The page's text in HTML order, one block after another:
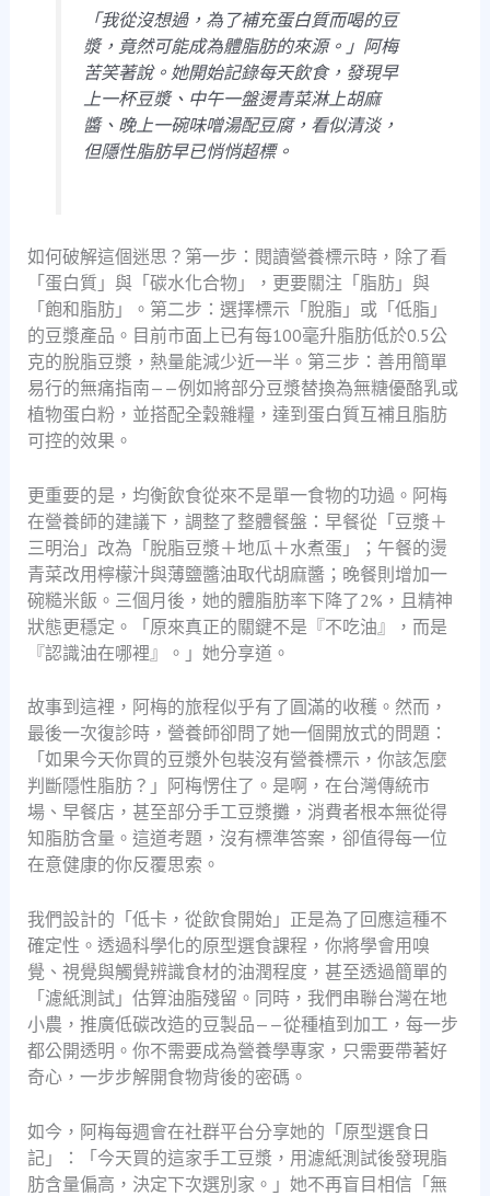
「我從沒想過，為了補充蛋白質而喝的豆
漿，竟然可能成為體脂肪的來源。」阿梅
苦笑著說。她開始記錄每天飲食，發現早
上一杯豆漿、中午一盤燙青菜淋上胡麻
醬、晚上一碗味噌湯配豆腐，看似清淡，
但隱性脂肪早已悄悄超標。
如何破解這個迷思？第一步：閱讀營養標示時，除了看
「蛋白質」與「碳水化合物」，更要關注「脂肪」與
「飽和脂肪」。第二步：選擇標示「脫脂」或「低脂」
的豆漿產品。目前市面上已有每100毫升脂肪低於0.5公
克的脫脂豆漿，熱量能減少近一半。第三步：善用簡單
易行的無痛指南——例如將部分豆漿替換為無糖優酪乳或
植物蛋白粉，並搭配全穀雜糧，達到蛋白質互補且脂肪
可控的效果。
更重要的是，均衡飲食從來不是單一食物的功過。阿梅
在營養師的建議下，調整了整體餐盤：早餐從「豆漿＋
三明治」改為「脫脂豆漿＋地瓜＋水煮蛋」；午餐的燙
青菜改用檸檬汁與薄鹽醬油取代胡麻醬；晚餐則增加一
碗糙米飯。三個月後，她的體脂肪率下降了2%，且精神
狀態更穩定。「原來真正的關鍵不是『不吃油』，而是
『認識油在哪裡』。」她分享道。
故事到這裡，阿梅的旅程似乎有了圓滿的收穫。然而，
最後一次復診時，營養師卻問了她一個開放式的問題：
「如果今天你買的豆漿外包裝沒有營養標示，你該怎麼
判斷隱性脂肪？」阿梅愣住了。是啊，在台灣傳統市
場、早餐店，甚至部分手工豆漿攤，消費者根本無從得
知脂肪含量。這道考題，沒有標準答案，卻值得每一位
在意健康的你反覆思索。
我們設計的「低卡，從飲食開始」正是為了回應這種不
確定性。透過科學化的原型選食課程，你將學會用嗅
覺、視覺與觸覺辨識食材的油潤程度，甚至透過簡單的
「濾紙測試」估算油脂殘留。同時，我們串聯台灣在地
小農，推廣低碳改造的豆製品——從種植到加工，每一步
都公開透明。你不需要成為營養學專家，只需要帶著好
奇心，一步步解開食物背後的密碼。
如今，阿梅每週會在社群平台分享她的「原型選食日
記」：「今天買的這家手工豆漿，用濾紙測試後發現脂
肪含量偏高，決定下次選別家。」她不再盲目相信「無